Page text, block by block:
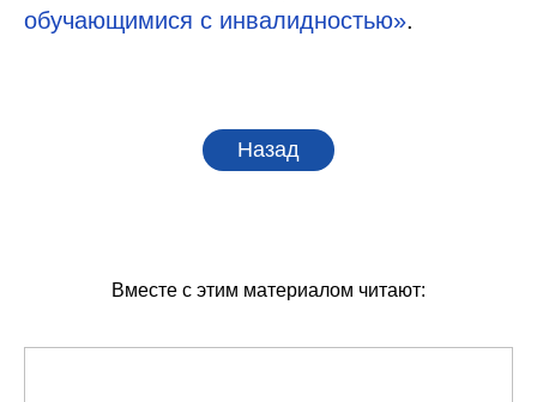
обучающимися с инвалидностью».
Назад
Вместе с этим материалом читают: